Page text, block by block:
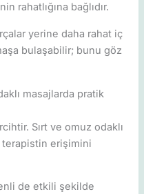
rahatlığına bağlıdır.
yerine daha rahat iç
bulaşabilir; bunu göz
masajlarda pratik
Sırt ve omuz odaklı
terapistin erişimini
de etkili şekilde